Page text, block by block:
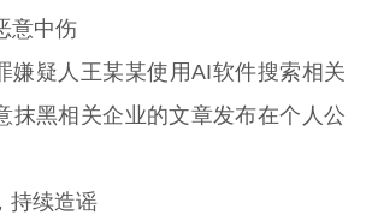
意中伤
嫌疑人王某某使用AI软件搜索相关
抹黑相关企业的文章发布在个人公
持续造谣